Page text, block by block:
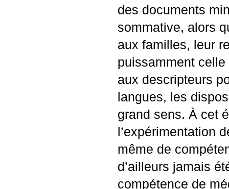
des documents
sommative, alors
aux familles, leur
puissamment celle
aux descripteurs
langues, les
grand sens. À cet
l’expérimentation
même de
d’ailleurs jamais
compétence de